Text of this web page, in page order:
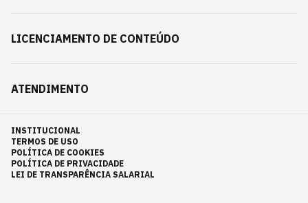
LICENCIAMENTO DE CONTEÚDO
ATENDIMENTO
INSTITUCIONAL
TERMOS DE USO
POLÍTICA DE COOKIES
POLÍTICA DE PRIVACIDADE
LEI DE TRANSPARÊNCIA SALARIAL